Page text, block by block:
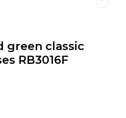
green classic
RB3016F